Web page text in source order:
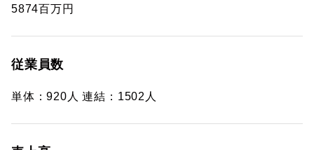
5874百万円
従業員数
単体：920人 連結：1502人